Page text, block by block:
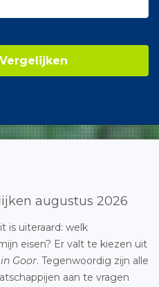
augustus 2026
is uiteraard: welk
eisen? Er valt te kiezen uit
Goor. Tegenwoordig zijn alle
aan te vragen